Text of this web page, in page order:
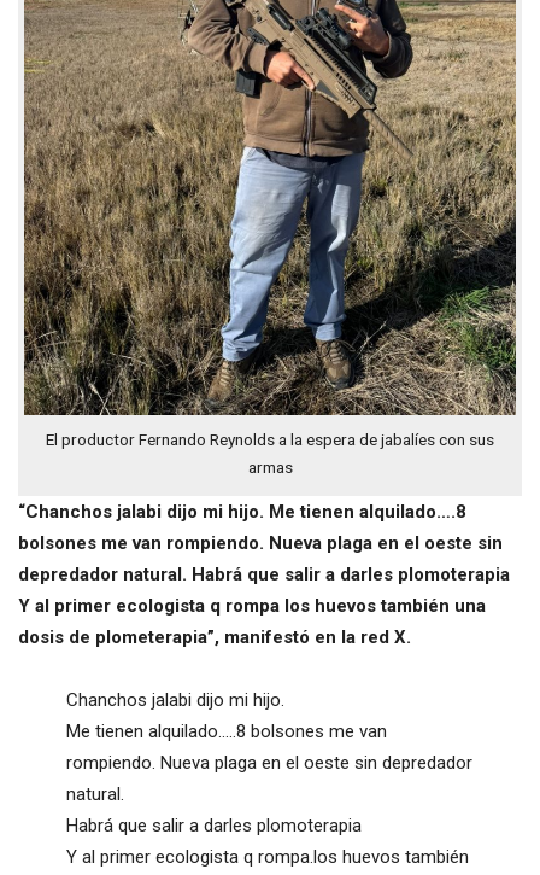
El productor Fernando Reynolds a la espera de jabalíes con sus
armas
“Chanchos jalabi dijo mi hijo. Me tienen alquilado….8
bolsones me van rompiendo. Nueva plaga en el oeste sin
depredador natural. Habrá que salir a darles plomoterapia
Y al primer ecologista q rompa los huevos también una
dosis de plometerapia”, manifestó en la red X.
Chanchos jalabi dijo mi hijo.
Me tienen alquilado.....8 bolsones me van
rompiendo. Nueva plaga en el oeste sin depredador
natural.
Habrá que salir a darles plomoterapia
Y al primer ecologista q rompa.los huevos también